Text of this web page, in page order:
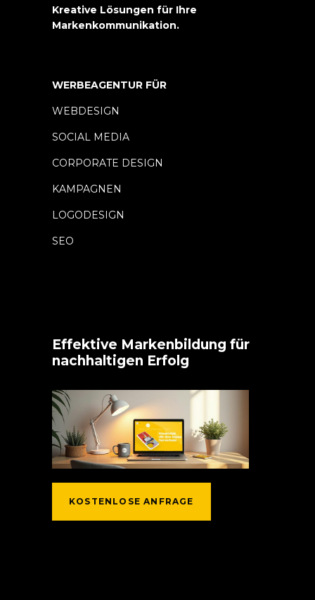
Kreative Lösungen für Ihre
Markenkommunikation.
WERBEAGENTUR FÜR
WEBDESIGN
SOCIAL MEDIA
CORPORATE DESIGN
KAMPAGNEN
LOGODESIGN
SEO
Effektive Markenbildung für
nachhaltigen Erfolg
KOSTENLOSE ANFRAGE